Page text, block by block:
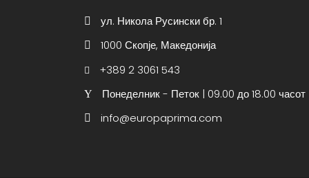
ул. Никола Русински бр. 1
1000 Скопје, Македонија
+389 2 3061 543
Понеделник - Петок | 09.00 до 18.00 часот
info@europaprima.com